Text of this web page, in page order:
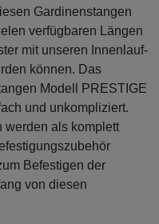
Gardinenstangen
verfügbaren Längen
mit unseren Innenlauf-
können. Das
Modell PRESTIGE
und unkompliziert.
werden als komplett
Befestigen der
von diesen